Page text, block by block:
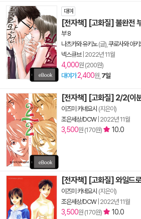
대여
[전자책] [고화질] 불완전
부 8
나츠카와 유키노(글), 쿠로사와 아키
넥스큐브| 2022년 11월
4,000원 (200원)
대여가 2,400원, 7일
[전자책] [고화질] 2/2(이
이즈미 카네요시 (지은이)
조은세상/DCW| 2022년 11월
3,500원 (170원) 10.0
[전자책] [고화질] 와일드
이즈미 카네요시 (지은이)
조은세상/DCW| 2022년 11월
3,500원 (170원) 10.0